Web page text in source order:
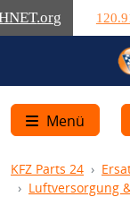
.org
Menü
KFZ Parts 24
Luftversorgung